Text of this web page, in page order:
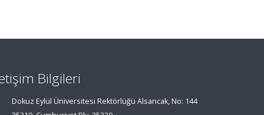
Bilgileri
Dokuz Eylül Üniversitesi Rektörlüğü Alsancak, No: 144